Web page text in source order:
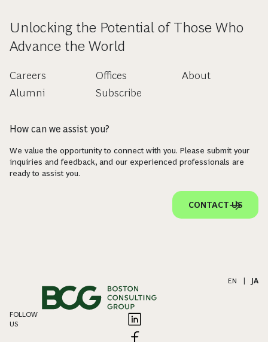
Unlocking the Potential of Those Who
Advance the World
Careers
Alumni
Offices
Subscribe
About
How can we assist you?
We value the opportunity to connect with you. Please submit your
inquiries and feedback, and our experienced professionals are
ready to assist you.
CONTACT US
EN JA
FOLLOW
US